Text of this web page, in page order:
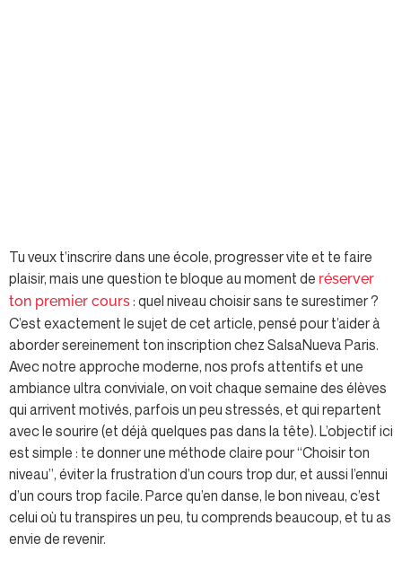
Tu veux t’inscrire dans une école, progresser vite et te faire
plaisir, mais une question te bloque au moment de réserver
ton premier cours: quel niveau choisir sans te surestimer ?
C’est exactement le sujet de cet article, pensé pour t’aider à
aborder sereinement ton inscription chez SalsaNueva Paris.
Avec notre approche moderne, nos profs attentifs et une
ambiance ultra conviviale, on voit chaque semaine des élèves
qui arrivent motivés, parfois un peu stressés, et qui repartent
avec le sourire (et déjà quelques pas dans la tête). L’objectif ici
est simple : te donner une méthode claire pour “Choisir ton
niveau”, éviter la frustration d’un cours trop dur, et aussi l’ennui
d’un cours trop facile. Parce qu’en danse, le bon niveau, c’est
celui où tu transpires un peu, tu comprends beaucoup, et tu as
envie de revenir.